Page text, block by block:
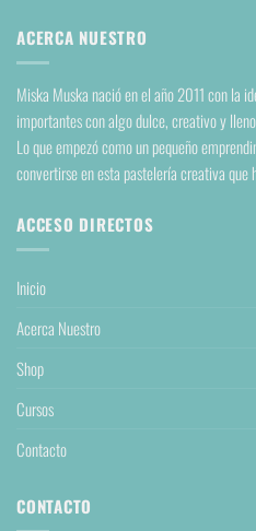
ACERCA NUESTRO
Miska Muska nació en el año 2011 con la
importantes con algo dulce, creativo y
Lo que empezó como un pequeño
convertirse en esta pastelería creativa que
ACCESO DIRECTOS
Inicio
Acerca Nuestro
Shop
Cursos
Contacto
CONTACTO